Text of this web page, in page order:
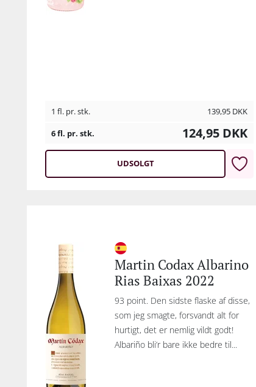
1 fl. pr. stk. 139,95 DKK
6 fl. pr. stk.
124,95 DKK
UDSOLGT
Martin Codax Albarino
Rias Baixas 2022
93 point. Den sidste flaske af disse,
som jeg smagte, forsvandt alt for
hurtigt, det er nemlig vildt godt!
Albariño bli’r bare ikke bedre til...